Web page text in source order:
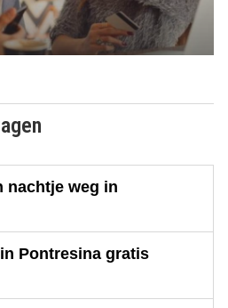
nachtje weg in
Pontresina gratis